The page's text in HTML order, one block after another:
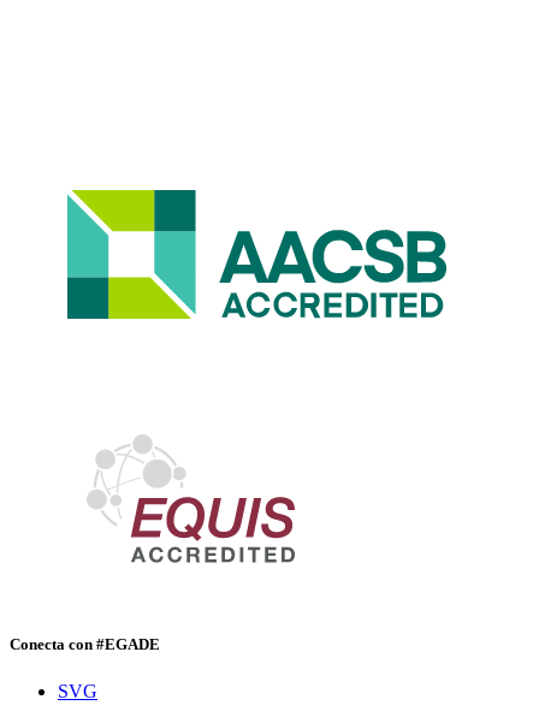
Conecta con #EGADE
SVG